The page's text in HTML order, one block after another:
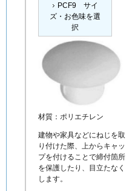
PCF9 サイ
ズ・お色味を選
択
材質：ポリエチレン
建物や家具などにねじを取
り付けた際、上からキャッ
プを付けることで締付箇所
を保護したり、目立たなく
します。